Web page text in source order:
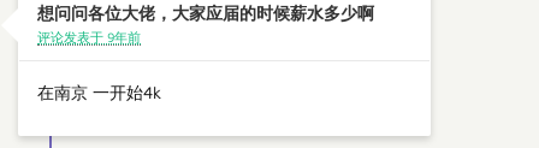
想问问各位大佬，大家应届的时候薪水多少啊
评论发表于 9年前
在南京 一开始4k